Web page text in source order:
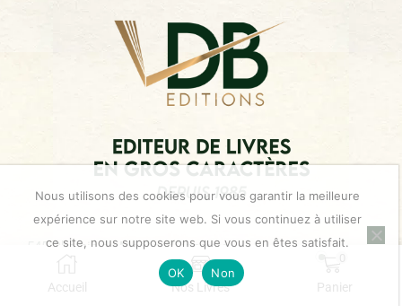
Accueil Nos Livres Panier
545 Chemin du Moulin d’Eyragues
Nous utilisons des cookies pour vous garantir la meilleure
expérience sur notre site web. Si vous continuez à utiliser
ce site, nous supposerons que vous en êtes satisfait.
OK Non